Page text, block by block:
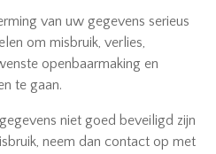
van uw gegevens serieus
om misbruik, verlies,
openbaarmaking en
te gaan.
niet goed beveiligd zijn
neem dan contact op met